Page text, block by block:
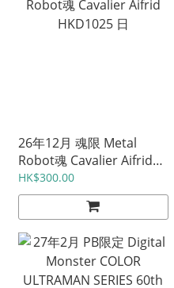
26年12月 魂限 Metal
Robot魂 Cavalier Aifrid
HKD1025 日
HK$300.00